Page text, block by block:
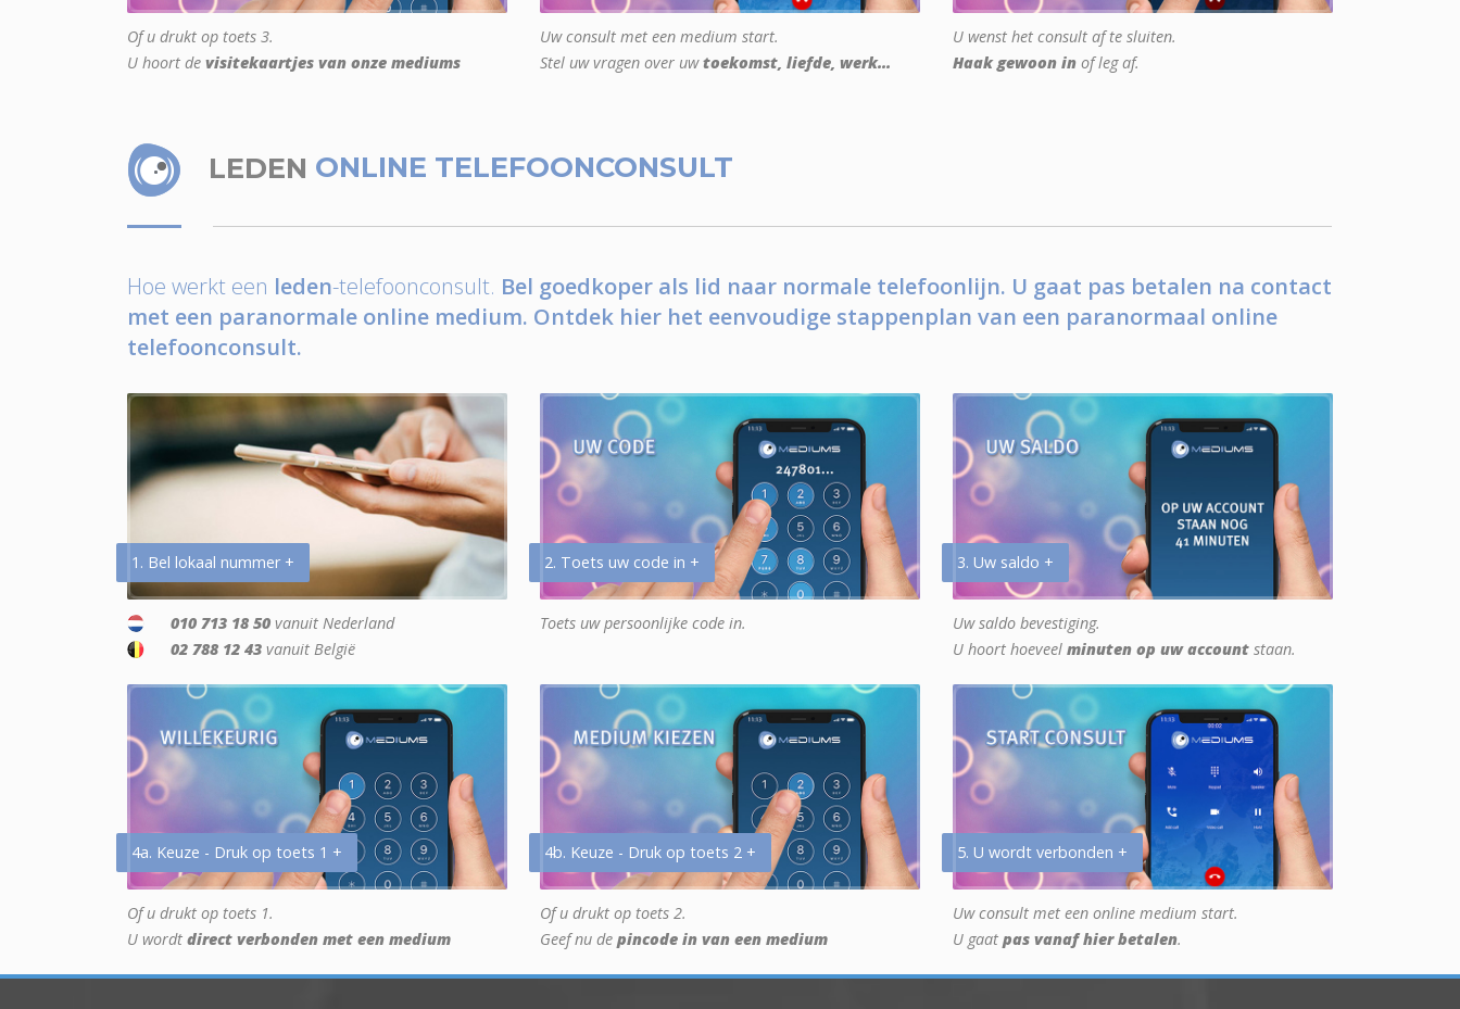
Of u drukt op toets 3.
U hoort de visitekaartjes van onze mediums
Uw consult met een medium start.
Stel uw vragen over uwtoekomst, liefde, werk...
U wenst het consult af te sluiten.
Haak gewoon in of leg af.
LEDEN ONLINE TELEFOONCONSULT
Hoe werkt een leden-telefoonconsult. Bel goedkoper als lid naar normale telefoonlijn. U gaat pas betalen na contact
met een paranormale online medium. Ontdek hier het eenvoudige stappenplan van een paranormaal online
telefoonconsult.
1. Bel lokaal nummer +
010 713 18 50 vanuit Nederland
02 788 12 43 vanuit België
2. Toets uw code in +
Toets uw persoonlijke code in.
3. Uw saldo +
Uw saldo bevestiging.
U hoort hoeveel minuten op uw account staan.
4a. Keuze - Druk op toets 1 +
Of u drukt op toets 1.
U wordt direct verbonden met een medium
4b. Keuze - Druk op toets 2 +
Of u drukt op toets 2.
Geef nu de pincode in van een medium
5. U wordt verbonden +
Uw consult met een online medium start.
U gaat pas vanaf hier betalen.